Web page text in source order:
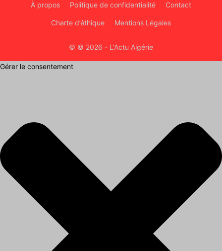
À propos Politique de confidentialité Contact
Charte d’éthique Mentions Légales
© © 2026 - L'Actu Algérie
Gérer le consentement